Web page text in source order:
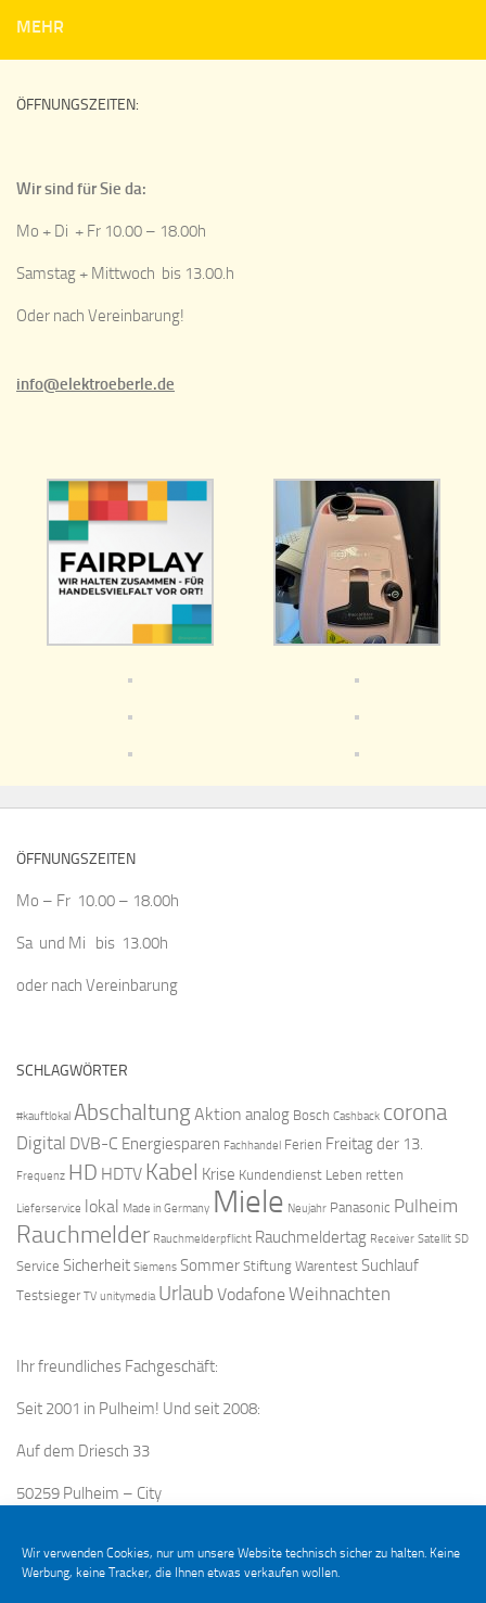
Wir verwenden Cookies, nur um unsere Website technisch sicher zu halten. Keine
Werbung, keine Tracker, die Ihnen etwas verkaufen wollen.
MEHR
ÖFFNUNGSZEITEN:
Wir sind für Sie da:
Mo + Di + Fr 10.00 – 18.00h
Samstag + Mittwoch bis 13.00.h
Oder nach Vereinbarung!
info@elektroeberle.de
ÖFFNUNGSZEITEN
Mo – Fr 10.00 – 18.00h
Sa und Mi bis 13.00h
oder nach Vereinbarung
SCHLAGWÖRTER
#kauftlokal AbschaltungAktion analog Bosch Cashback corona
Digital DVB-C Energiesparen Fachhandel Ferien Freitag der 13.
Frequenz HD HDTV Kabel Krise Kundendienst Leben retten
Lieferservice lokal Made in Germany Miele Neujahr Panasonic Pulheim
Rauchmelder Rauchmelderpflicht Rauchmeldertag Receiver Satellit SD
Service Sicherheit Siemens Sommer Stiftung Warentest Suchlauf
Testsieger TV unitymedia Urlaub VodafoneWeihnachten
Ihr freundliches Fachgeschäft:
Seit 2001 in Pulheim! Und seit 2008:
Auf dem Driesch 33
50259 Pulheim – City